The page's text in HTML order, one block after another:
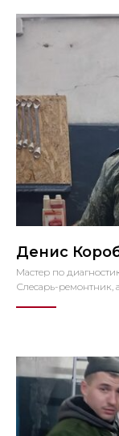
Денис
Мастер по
Слесарь-ремонтник,